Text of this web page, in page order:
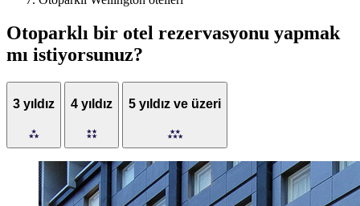
Otoparklı bir otel rezervasyonu yapmak
mı istiyorsunuz?
3 yıldız 4 yıldız 5 yıldız ve üzeri